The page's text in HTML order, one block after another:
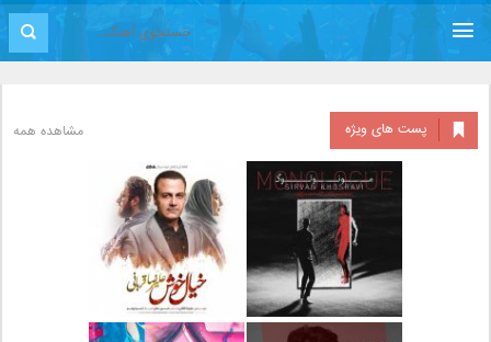
پست های ویژه مشاهده همه